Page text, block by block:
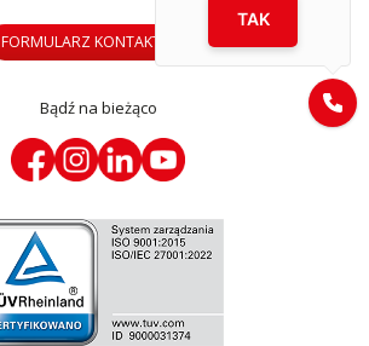
FORMULARZ KONTAKTOWY
Bądź na bieżąco
TAK